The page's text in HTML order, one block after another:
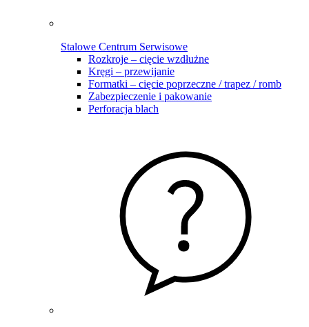
Stalowe Centrum Serwisowe
Rozkroje – cięcie wzdłużne
Kręgi – przewijanie
Formatki – cięcie poprzeczne / trapez / romb
Zabezpieczenie i pakowanie
Perforacja blach